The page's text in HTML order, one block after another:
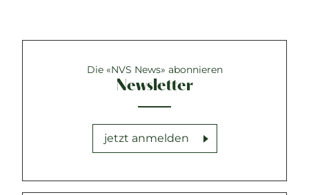
Die «NVS News» abonnieren
Newsletter
jetzt anmelden